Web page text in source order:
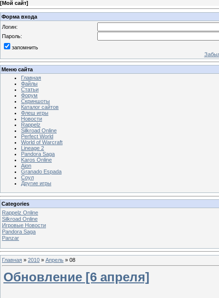
[Мой сайт]
Форма входа
Логин:
Пароль:
запомнить
Меню сайта
Главная
Файлы
Статьи
Форум
Скриншоты
Каталог сайтов
Флеш игры
Новости
Rappelz
Silkroad Online
Perfect World
World of Warcraft
Lineage 2
Pandora Saga
Karos Online
Aion
Granado Espada
Соул
Другие игры
Categories
Rappelz Online
Silkroad Online
Игровые Новости
Pandora Saga
Panzar
Главная » 2010 » Апрель » 08
Обновление [6 апреля]